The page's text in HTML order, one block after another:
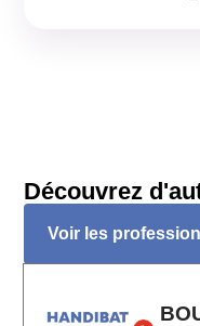
Découvrez
Voir les